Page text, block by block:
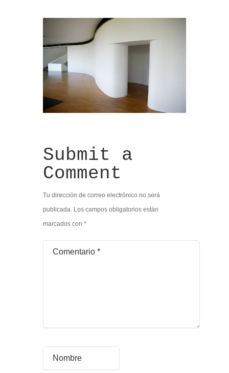
Submit a
Comment
Tu dirección de correo electrónico no será
publicada. Los campos obligatorios están
marcados con *